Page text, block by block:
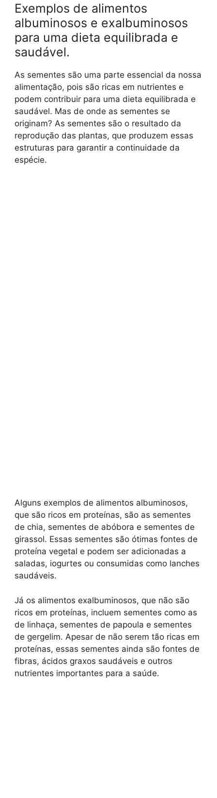
Exemplos de alimentos
albuminosos e exalbuminosos
para uma dieta equilibrada e
saudável.
As sementes são uma parte essencial da nossa
alimentação, pois são ricas em nutrientes e
podem contribuir para uma dieta equilibrada e
saudável. Mas de onde as sementes se
originam? As sementes são o resultado da
reprodução das plantas, que produzem essas
estruturas para garantir a continuidade da
espécie.
Alguns exemplos de alimentos albuminosos,
que são ricos em proteínas, são as sementes
de chia, sementes de abóbora e sementes de
girassol. Essas sementes são ótimas fontes de
proteína vegetal e podem ser adicionadas a
saladas, iogurtes ou consumidas como lanches
saudáveis.
Já os alimentos exalbuminosos, que não são
ricos em proteínas, incluem sementes como as
de linhaça, sementes de papoula e sementes
de gergelim. Apesar de não serem tão ricas em
proteínas, essas sementes ainda são fontes de
fibras, ácidos graxos saudáveis e outros
nutrientes importantes para a saúde.